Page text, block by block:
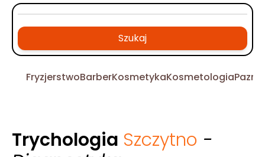
Szukaj
FryzjerstwoBarberKosmetykaKosmetologia
Trychologia Szczytno -